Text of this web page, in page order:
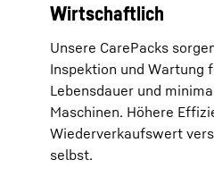
Wirtschaftlich
Unsere CarePacks
Inspektion und Wartung
Lebensdauer und
Maschinen. Höhere
Wiederverkaufswert
selbst.